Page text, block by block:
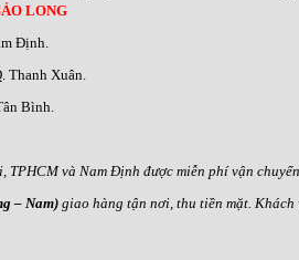
LONG
Định.
Thanh Xuân.
Bình.
và Nam Định được miễn phí vận
– Nam)giao hàng tận nơi, thu tiền mặt. Khách